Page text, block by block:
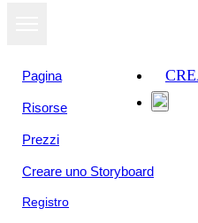
Pagina
Risorse
Prezzi
Creare uno Storyboard
Registro